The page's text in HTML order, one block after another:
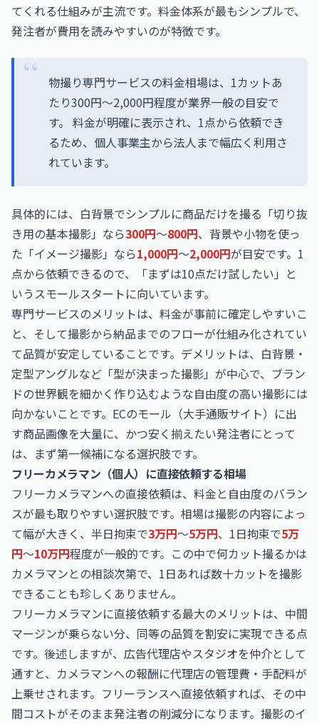
てくれる仕組みが主流です。料金体系が最もシンプルで、
発注者が費用を読みやすいのが特徴です。
物撮り専門サービスの料金相場は、1カットあ
たり300円〜2,000円程度が業界一般の目安で
す。 料金が明確に表示され、1点から依頼でき
るため、個人事業主から法人まで幅広く利用さ
れています。
具体的には、白背景でシンプルに商品だけを撮る「切り抜
き用の基本撮影」なら300円〜800円、背景や小物を使っ
た「イメージ撮影」なら1,000円〜2,000円が目安です。1
点から依頼できるので、「まずは10点だけ試したい」と
いうスモールスタートに向いています。
専門サービスのメリットは、料金が事前に確定しやすいこ
と、そして撮影から納品までのフローが仕組み化されてい
て品質が安定していることです。デメリットは、白背景・
定型アングルなど「型が決まった撮影」が中心で、ブラン
ドの世界観を細かく作り込むような自由度の高い撮影には
向かないことです。ECのモール（大手通販サイト）に出
す商品画像を大量に、かつ安く揃えたい発注者にとって
は、まず第一候補になる選択肢です。
フリーカメラマン（個人）に直接依頼する相場
フリーカメラマンへの直接依頼は、料金と自由度のバラン
スが最も取りやすい選択肢です。相場は撮影の内容によっ
て幅が大きく、半日拘束で3万円〜5万円、1日拘束で5万
円〜10万円程度が一般的です。この中で何カット撮るかは
カメラマンとの相談次第で、1日あれば数十カットを撮影
できることも珍しくありません。
フリーカメラマンに直接依頼する最大のメリットは、中間
マージンが乗らない分、同等の品質を割安に実現できる点
です。後述しますが、広告代理店やスタジオを仲介として
通すと、カメラマンへの報酬に代理店の管理費・手配料が
上乗せされます。フリーランスへ直接依頼すれば、その中
間コストがそのまま発注者の削減分になります。撮影のイ